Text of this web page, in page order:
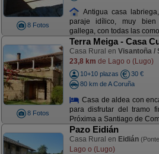
8 Fotos
Antigua casa
paraje idílico, muy bien
gallega, con todas las
8 Fotos
Terra Meiga - Casa
Casa Rural en Visantoña /
23,8 km de Lago o (Lugo)
10+10 plazas
30 €
80 km de A Coruña
Casa de aldea con
para disfrutar del tramo
Próxima a Santiago de
Pazo Eidián
Casa Rural en Eidián
Lago o (Lugo)